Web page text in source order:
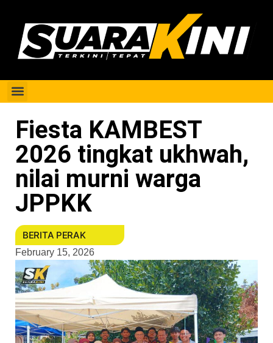
Fiesta KAMBEST
2026 tingkat ukhwah,
nilai murni warga
JPPKK
BERITA PERAK
February 15, 2026